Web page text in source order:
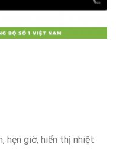
hẹn giờ, hiển thị nhiệt